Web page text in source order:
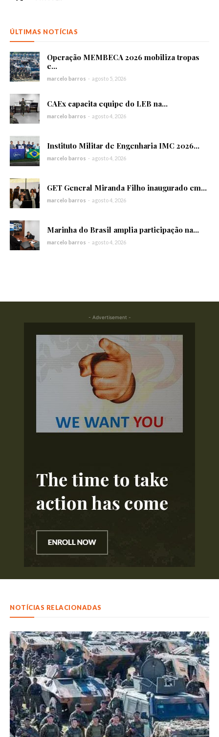
ÚLTIMAS NOTÍCIAS
Operação MEMBECA 2026 mobiliza tropas
e...
marcelo barros - agosto 5, 2026
CAEx capacita equipe do LEB na...
marcelo barros - agosto 4, 2026
Instituto Militar de Engenharia IMC 2026...
marcelo barros - agosto 4, 2026
GET General Miranda Filho inaugurado em...
marcelo barros - agosto 4, 2026
Marinha do Brasil amplia participação na...
marcelo barros - agosto 4, 2026
- Advertisement -
NOTÍCIAS RELACIONADAS